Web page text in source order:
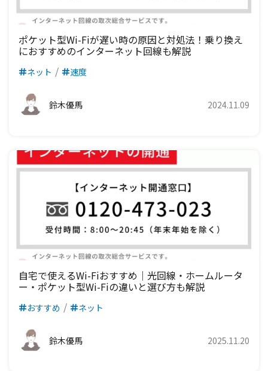
ポケット型Wi-Fiが遅い時の原因と対処法！乗り換え
におすすめのインターネット回線も解説
ネット 速度
鈴木優馬 2024.11.09
自宅で使えるWi-Fiおすすめ｜光回線・ホームルータ
ー・ポケット型Wi-Fiの違いと選び方も解説
おすすめ ネット
鈴木優馬 2025.11.20